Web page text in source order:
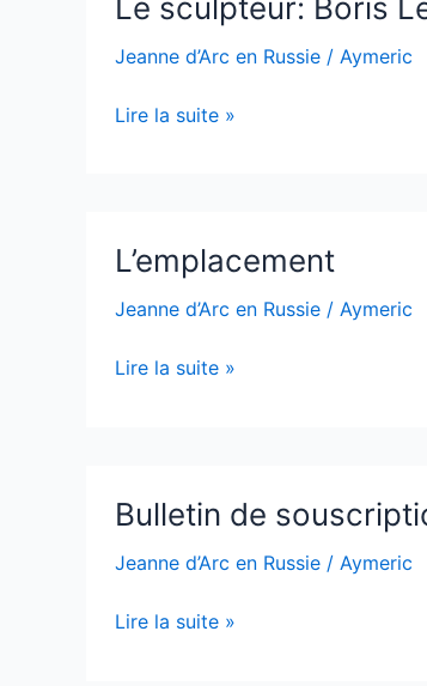
Jeanne d’Arc en Russie / Aymeric
Lejeune
Lire la suite »
L’emplacement
Jeanne d’Arc en Russie / Aymeric
Lire la suite »
Bulletin de
Jeanne d’Arc en Russie / Aymeric
de
Lire la suite »